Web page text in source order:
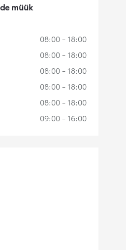
müük
08:00 - 18:00
08:00 - 18:00
08:00 - 18:00
08:00 - 18:00
08:00 - 18:00
09:00 - 16:00